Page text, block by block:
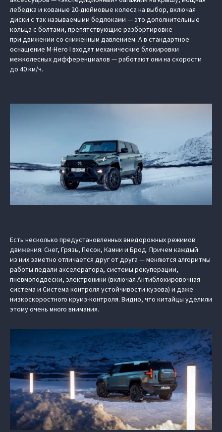
лебедка и кованые 20-дюймовые колеса на выбор, включая
диски с так называемыми бедлоками — это дополнительные
кольца с болтами, препятствующие разбортировке
при движении со сниженным давлением. А в стандартное
оснащение M-Hero I входят механические блокировки
межколесных дифференциалов — работают они на скорости
до 40 км/ч.
Есть несколько предустановленных внедорожных режимов
движения: Снег, Грязь, Песок, Камни и Брод. Причем каждый
из них заметно отличается друг от друга — меняются алгоритмы
работы педали акселератора, системы рекуперации,
пневмоподвески, электроники (включая Антиблокировочная
система и Система контроля устойчивости кузова) и даже
низкоскоростного круиз-контроля. Видно, что китайцы уделили
этому очень много внимания.